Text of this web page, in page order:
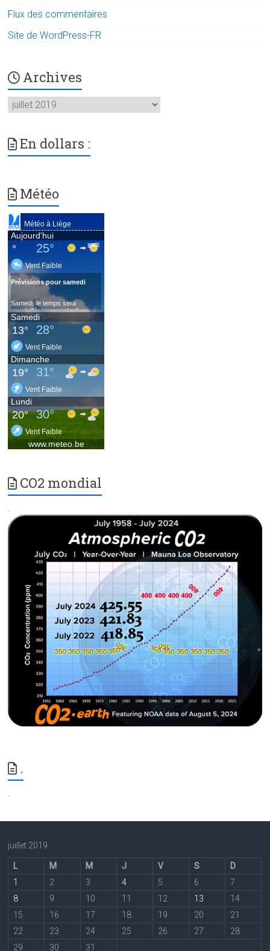
Flux des commentaires
Site de WordPress-FR
Archives
Archives
En dollars :
Météo
CO2 mondial
.
.
.
juillet 2019
L M M J V S
D
1
2 3 4 5 6
7
8
9 10 11 12 13
14
15
16 17 18 19 20
21
22
23 24 25 26 27
28
29
30 31